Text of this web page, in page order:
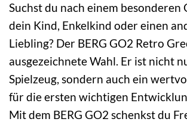
Suchst du nach einem besonderen
dein Kind, Enkelkind oder einen
Liebling? Der BERG GO2 Retro
ausgezeichnete Wahl. Er ist nicht
Spielzeug, sondern auch ein
für die ersten wichtigen
Mit dem BERG GO2 schenkst du